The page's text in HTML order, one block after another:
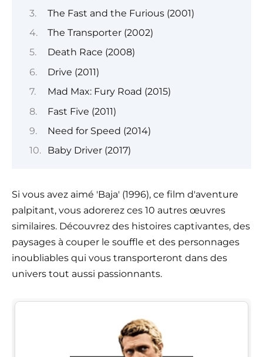
The Fast and the Furious (2001)
The Transporter (2002)
Death Race (2008)
Drive (2011)
Mad Max: Fury Road (2015)
Fast Five (2011)
Need for Speed (2014)
Baby Driver (2017)
Si vous avez aimé 'Baja' (1996), ce film d'aventure
palpitant, vous adorerez ces 10 autres œuvres
similaires. Découvrez des histoires captivantes, des
paysages à couper le souffle et des personnages
inoubliables qui vous transporteront dans des
univers tout aussi passionnants.